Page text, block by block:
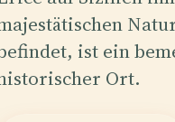
ist ein
Ort.